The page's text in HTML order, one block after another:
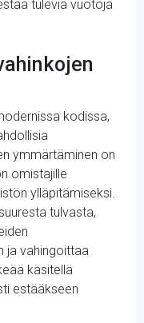
tulevia vuotoja
kodissa,
ymmärtäminen on
omistajille
ylläpitämiseksi.
tulvasta,
ja vahingoittaa
käsitellä
estääkseen